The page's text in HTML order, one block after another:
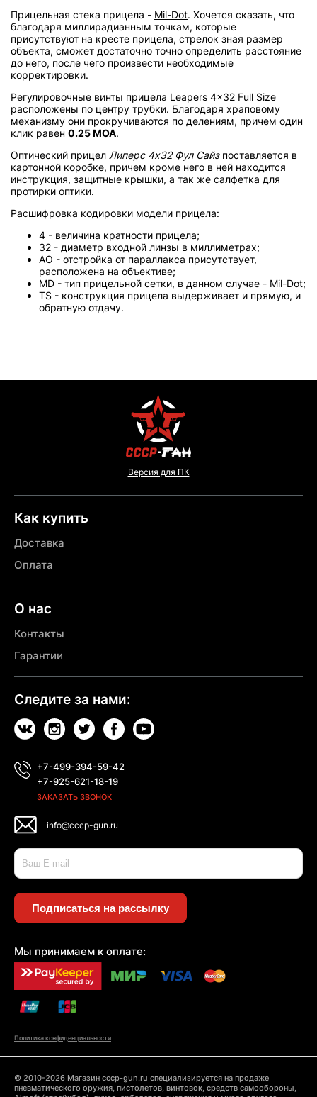
Прицельная стека прицела - Mil-Dot. Хочется сказать, что
благодаря миллирадианным точкам, которые
присутствуют на кресте прицела, стрелок зная размер
объекта, сможет достаточно точно определить расстояние
до него, после чего произвести необходимые
корректировки.
Регулировочные винты прицела Leapers 4x32 Full Size
расположены по центру трубки. Благодаря храповому
механизму они прокручиваются по делениям, причем один
клик равен 0.25 MOA.
Оптический прицел Липерс 4х32 Фул Сайзпоставляется в
картонной коробке, причем кроме него в ней находится
инструкция, защитные крышки, а так же салфетка для
протирки оптики.
Расшифровка кодировки модели прицела:
4 - величина кратности прицела;
32 - диаметр входной линзы в миллиметрах;
AO - отстройка от параллакса присутствует,
расположена на объективе;
MD - тип прицельной сетки, в данном случае - Mil-Dot;
TS - конструкция прицела выдерживает и прямую, и
обратную отдачу.
Версия для ПК
Как купить
Доставка
Оплата
О нас
Контакты
Гарантии
Следите за нами:
+7-499-394-59-42
+7-925-621-18-19
ЗАКАЗАТЬ ЗВОНОК
info@cccp-gun.ru
Подписаться на рассылку
Мы принимаем к оплате:
Политика конфиденциальности
© 2010-2026 Магазин cccp-gun.ru специализируется на продаже
пневматического оружия, пистолетов, винтовок, средств самообороны,